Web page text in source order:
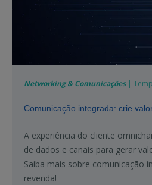
Networking & Comunicações|
Comunicação integrada: crie
A experiência do cliente
de dados e canais para gerar
Saiba mais sobre comunicação
revenda!